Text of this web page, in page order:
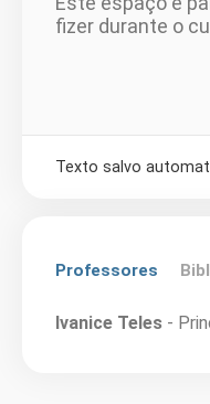
Texto salvo
Professores
Ivanice Teles -